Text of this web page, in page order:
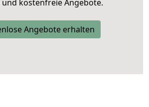
kostenfreie Angebote.
Angebote erhalten